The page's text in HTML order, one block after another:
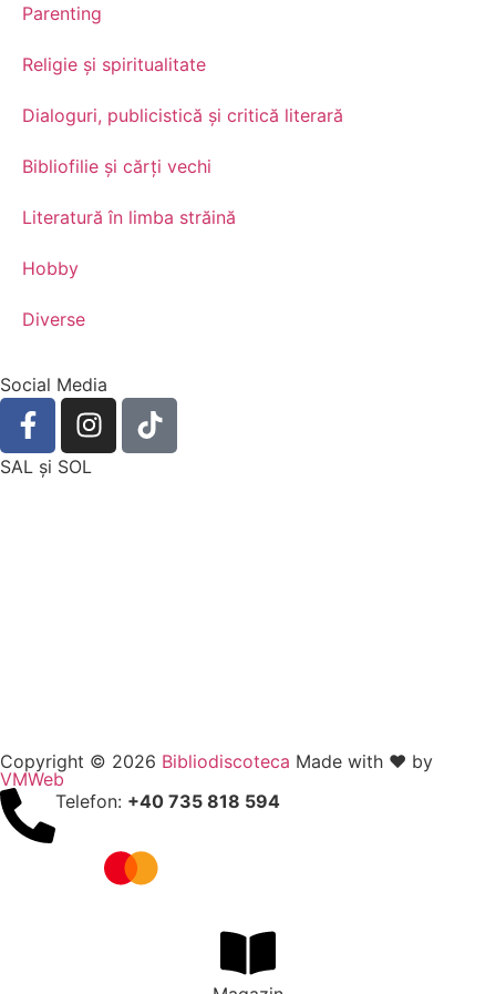
Parenting
Religie și spiritualitate
Dialoguri, publicistică și critică literară
Bibliofilie și cărți vechi
Literatură în limba străină
Hobby
Diverse
Social Media
SAL şi SOL
Copyright © 2026 Bibliodiscoteca Made with ❤️ by
VMWeb
Telefon: +40 735 818 594